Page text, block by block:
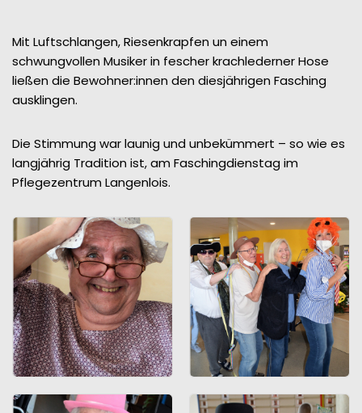
Mit Luftschlangen, Riesenkrapfen un einem
schwungvollen Musiker in fescher krachlederner Hose
ließen die Bewohner:innen den diesjährigen Fasching
ausklingen.
Die Stimmung war launig und unbekümmert – so wie es
langjährig Tradition ist, am Faschingdienstag im
Pflegezentrum Langenlois.